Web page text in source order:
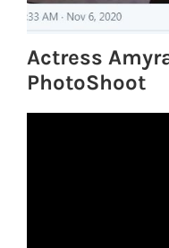
Actress
PhotoShoot